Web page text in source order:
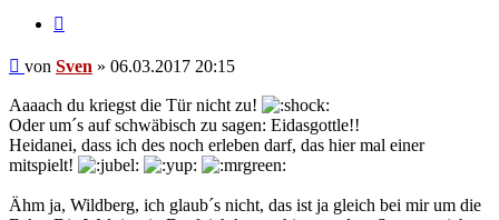
Beitrag
von Sven » 06.03.2017 20:15
Aaaach du kriegst die Tür nicht zu!
Oder um´s auf schwäbisch zu sagen: Eidasgottle!!
Heidanei, dass ich des noch erleben darf, das hier mal einer
mitspielt!
Ähm ja, Wildberg, ich glaub´s nicht, das ist ja gleich bei mir um die